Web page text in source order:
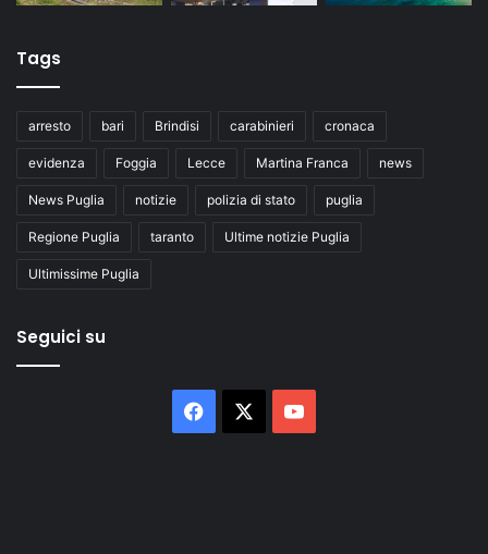
Tags
arresto bari Brindisi carabinieri cronaca
evidenza Foggia Lecce Martina Franca news
News Puglia notizie polizia di stato puglia
Regione Puglia taranto Ultime notizie Puglia
Ultimissime Puglia
Seguici su
Facebook